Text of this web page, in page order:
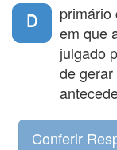
D
primário
em que
julgado
de